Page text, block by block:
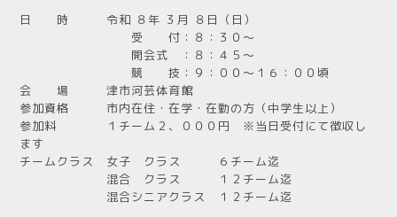
日 時 令和 ８年 ３月 ８日（日）
受 付：８：３０～
開会式 ：８：４５～
競 技：９：００～１６：００頃
会 場 津市河芸体育館
参加資格 市内在住・在学・在勤の方（中学生以上）
参加料 １チーム２、０００円 ※当日受付にて徴収し
ます
チームクラス 女子 クラス ６チーム迄
混合 クラス １２チーム迄
混合シニアクラス １２チーム迄